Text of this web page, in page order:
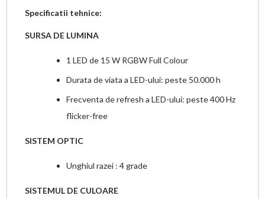
Specificatii tehnice:
SURSA DE LUMINA
1 LED de 15 W RGBW Full Colour
Durata de viata a LED-ului: peste 50.000 h
Frecventa de refresh a LED-ului: peste 400 Hz
flicker-free
SISTEM OPTIC
Unghiul razei : 4 grade
SISTEMUL DE CULOARE